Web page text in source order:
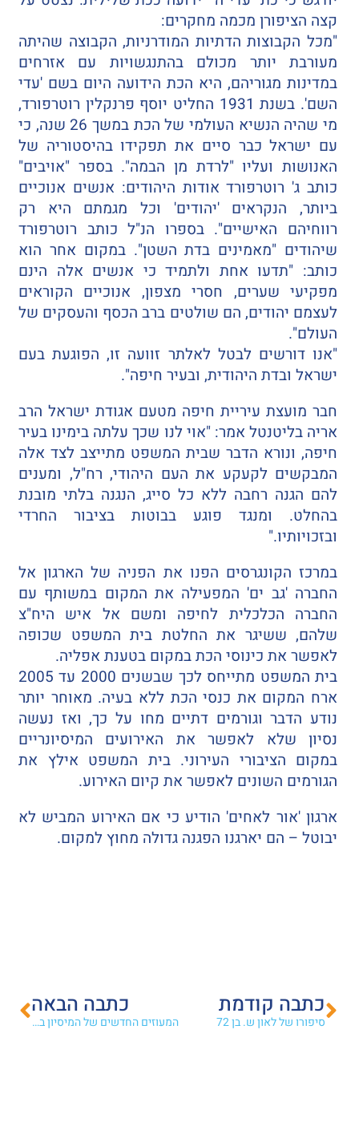
קצה הציפורן מכמה מחקרים:
"מכל הקבוצות הדתיות המודרניות, הקבוצה שהיתה
מעורבת יותר מכולם בהתנגשויות עם אזרחים
במדינות מגוריהם, היא הכת הידועה היום בשם 'עדי
השם'. בשנת 1931 החליט יוסף פרנקלין רוטרפורד,
מי שהיה הנשיא העולמי של הכת במשך 26 שנה, כי
עם ישראל כבר סיים את תפקידו בהיסטוריה של
האנושות ועליו "לרדת מן הבמה". בספר "אויבים"
כותב ג' רוטרפורד אודות היהודים: אנשים אנוכיים
ביותר, הנקראים 'יהודים' וכל מגמתם היא רק
רווחיהם האישיים". בספרו הנ"ל כותב רוטרפורד
שיהודים "מאמינים בדת השטן". במקום אחר הוא
כותב: "תדעו אחת ולתמיד כי אנשים אלה הינם
מפקיעי שערים, חסרי מצפון, אנוכיים הקוראים
לעצמם יהודים, הם שולטים ברב הכסף והעסקים של
העולם".
"אנו דורשים לבטל לאלתר זוועה זו, הפוגעת בעם
ישראל ובדת היהודית, ובעיר חיפה".
חבר מועצת עיריית חיפה מטעם אגודת ישראל הרב
אריה בליטנטל אמר: "אוי לנו שכך עלתה בימינו בעיר
חיפה, ונורא הדבר שבית המשפט מתייצב לצד אלה
המבקשים לקעקע את העם היהודי, רח"ל, ומענים
להם הגנה רחבה ללא כל סייג, הנגנה בלתי מובנת
בהחלט. ומנגד פוגע בבוטות בציבור החרדי
ובזכויותיו."
במרכז הקונגרסים הפנו את הפניה של הארגון אל
החברה 'גב ים' המפעילה את המקום במשותף עם
החברה הכלכלית לחיפה ומשם אל איש היח"צ
שלהם, ששיגר את החלטת בית המשפט שכופה
לאפשר את כינוסי הכת במקום בטענת אפליה.
בית המשפט מתייחס לכך שבשנים 2000 עד 2005
ארח המקום את כנסי הכת ללא בעיה. מאוחר יותר
נודע הדבר וגורמים דתיים מחו על כך, ואז נעשה
נסיון שלא לאפשר את האירועים המיסיונריים
במקום הציבורי העירוני. בית המשפט אילץ את
הגורמים השונים לאפשר את קיום האירוע.
ארגון 'אור לאחים' הודיע כי אם האירוע המביש לא
יבוטל – הם יארגנו הפגנה גדולה מחוץ למקום.
כתבה קודמת
סיפורו של לאון ש. בן 72
כתבה הבאה
המעוזים החדשים של המיסיון בישראל: רמת גן ותל אביב